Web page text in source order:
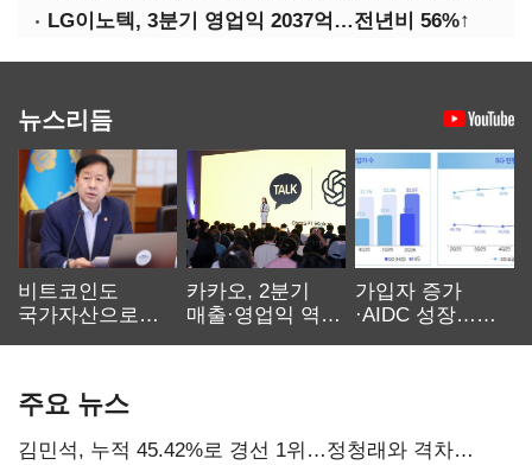
LG이노텍, 3분기 영업익 2037억…전년비 56%↑
뉴스리듬
비트코인도
국가자산으로…'
카카오, 2분기
매출·영업익 역대
가입자 증가
·AIDC 성장…
주요 뉴스
김민석, 누적 45.42%로 경선 1위…정청래와 격차